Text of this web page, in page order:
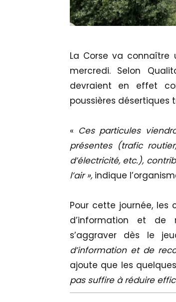
La Corse va connaître
mercredi. Selon
devraient en effet
poussières désertiques
« Ces particules
présentes (trafic
d’électricité, etc.),
l’air »,indique
Pour cette journée, les
d’information et de
s’aggraver dès le
d’information et de
ajoute que les
pas suffire à réduire